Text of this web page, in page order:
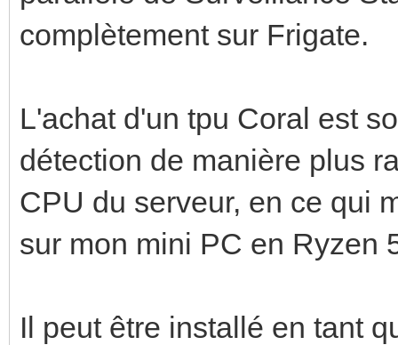
complètement sur Frigate.
L'achat d'un tpu Coral est
détection de manière plus
CPU du serveur, en ce qui
sur mon mini PC en Ryzen
Il peut être installé en tant